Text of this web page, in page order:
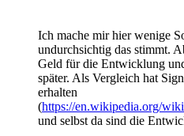
Ich mache mir hier wenige
undurchsichtig das stimmt.
Geld für die Entwicklung
später. Als Vergleich hat
erhalten
(https://en.wikipedia.org/
und selbst da sind die